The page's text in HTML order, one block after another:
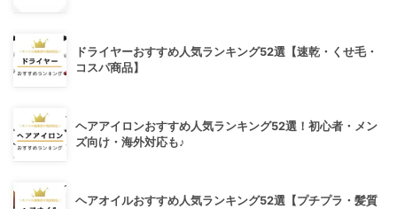
ドライヤーおすすめ人気ランキング52選【速乾・くせ毛・
コスパ商品】
ヘアアイロンおすすめ人気ランキング52選！初心者・メン
ズ向け・海外対応も♪
ヘアオイルおすすめ人気ランキング52選【プチプラ・髪質